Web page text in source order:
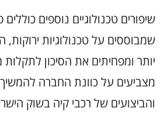
שיפורים טכנולוגיים נוספים
שמבוססים על טכנולוגיות ירוקות,
יותר ומפחיתים את הסיכון לתקלות
מצביעים על כוונת החברה
והביצועים של רכבי קיה בשוק